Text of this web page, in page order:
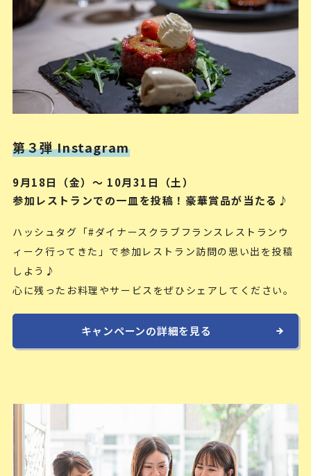
第３弾 Instagram
9月18日（金）～ 10月31日（土）
参加レストランでの一皿を投稿！豪華賞品が当たる♪
ハッシュタグ「#ダイナースクラブフランスレストランウ
ィーク行ってきた」で参加レストラン訪問の思い出を投稿
しよう♪
心に残ったお料理やサービスをぜひシェアしてください。
キャンペーンの詳細を見る